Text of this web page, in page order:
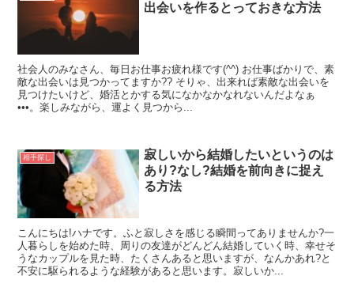
出会いを作るとっておきな方法
社会人のみなさん、毎日お仕事お疲れ様です(^^) お仕事ばかりで、素
敵な出会いは見つかってますか?? そりゃ、出来れば素敵な出会いを
見つけたいけど、婚活とかする気になかなかなれないんだよなぁ
•••。楽しみながら、運よく見つから...
相手探し
寂しいから結婚したいというのは
あり?なし?結婚を前向きに捉え
る方法
こんにちは!ハナです。ふと寂しさを感じる瞬間ってありませんか?一
人暮らしを始めた時、周りの友達がどんどん結婚していく時、幸せそ
うなカップルを見た時、たくさんあると思いますが、なんかあれ?と
不安に駆られるような経験があると思います。寂しいか...